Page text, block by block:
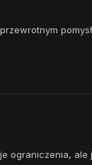
ograniczenia, ale